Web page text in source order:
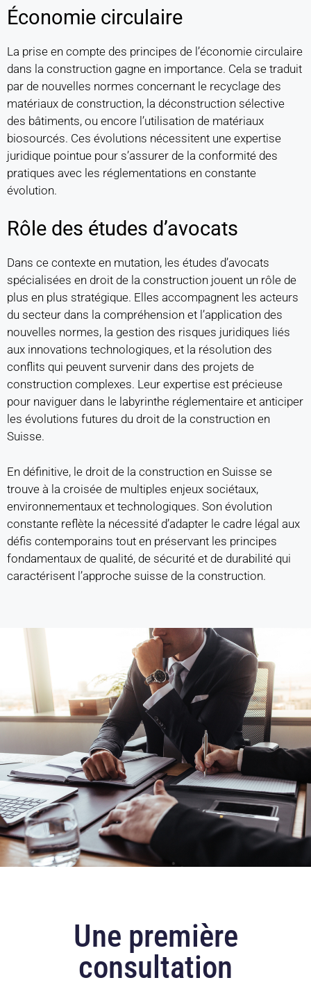
Économie circulaire
La prise en compte des principes de l’économie circulaire
dans la construction gagne en importance. Cela se traduit
par de nouvelles normes concernant le recyclage des
matériaux de construction, la déconstruction sélective
des bâtiments, ou encore l’utilisation de matériaux
biosourcés. Ces évolutions nécessitent une expertise
juridique pointue pour s’assurer de la conformité des
pratiques avec les réglementations en constante
évolution.
Rôle des études d’avocats
Dans ce contexte en mutation, les études d’avocats
spécialisées en droit de la construction jouent un rôle de
plus en plus stratégique. Elles accompagnent les acteurs
du secteur dans la compréhension et l’application des
nouvelles normes, la gestion des risques juridiques liés
aux innovations technologiques, et la résolution des
conflits qui peuvent survenir dans des projets de
construction complexes. Leur expertise est précieuse
pour naviguer dans le labyrinthe réglementaire et anticiper
les évolutions futures du droit de la construction en
Suisse.
En définitive, le droit de la construction en Suisse se
trouve à la croisée de multiples enjeux sociétaux,
environnementaux et technologiques. Son évolution
constante reflète la nécessité d’adapter le cadre légal aux
défis contemporains tout en préservant les principes
fondamentaux de qualité, de sécurité et de durabilité qui
caractérisent l’approche suisse de la construction.
Une première
consultation